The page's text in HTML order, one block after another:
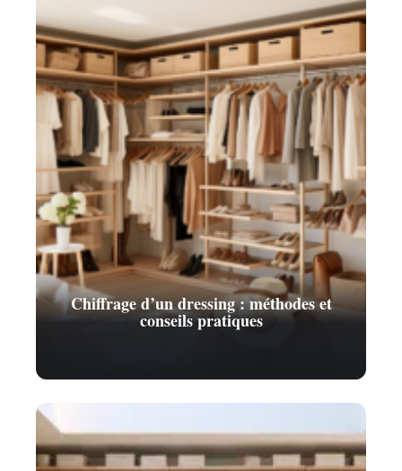
Chiffrage d’un dressing : méthodes et
conseils pratiques